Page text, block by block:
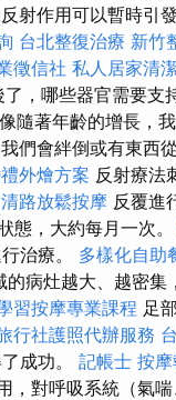
射作用可以暫時引
台北整復治療 新竹
徵信社 私人居家清
，哪些器官需要支
隨著年齡的增長，
們會絆倒或有東西
外燴方案 反射療法
路放鬆按摩 反覆進
態，大約每月一次。
治療。 多樣化自助
病灶越大、越密集
習按摩專業課程 足
行社護照代辦服務
成功。 記帳士 按
，對呼吸系統（氣